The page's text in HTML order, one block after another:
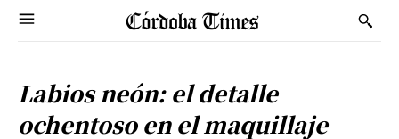
Labios neón: el detalle
ochentoso en el maquillaje